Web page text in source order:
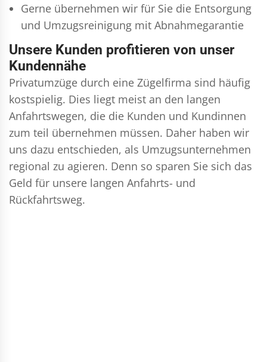
Gerne übernehmen wir für Sie die Entsorgung
und Umzugsreinigung mit Abnahmegarantie
Unsere Kunden profitieren von unser
Kundennähe
Privatumzüge durch eine Zügelfirma sind häufig
kostspielig. Dies liegt meist an den langen
Anfahrtswegen, die die Kunden und Kundinnen
zum teil übernehmen müssen. Daher haben wir
uns dazu entschieden, als Umzugsunternehmen
regional zu agieren. Denn so sparen Sie sich das
Geld für unsere langen Anfahrts- und
Rückfahrtsweg.